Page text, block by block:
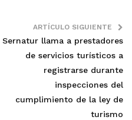
ARTÍCULO SIGUIENTE
Sernatur llama a prestadores
de servicios turísticos a
registrarse durante
inspecciones del
cumplimiento de la ley de
turismo